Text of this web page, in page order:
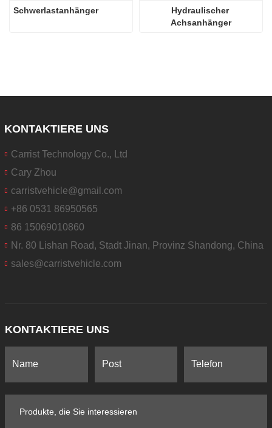
Schwerlastanhänger
Hydraulischer
Achsanhänger
KONTAKTIERE UNS
Carrist Technology Co., Ltd
Cary Zhou
carristvehicle@gmail.com
+86 0531 86950565
86 15069010860
Nr. 80 Lishan Road, Stadt Jinan, Provinz Shandong, China
sales@carristvehicle.com
KONTAKTIERE UNS